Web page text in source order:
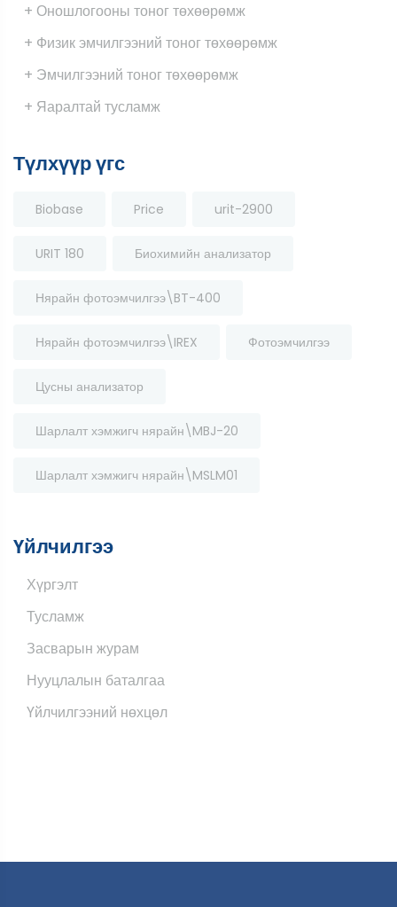
+ Оношлогооны тоног төхөөрөмж
+ Физик эмчилгээний тоног төхөөрөмж
+ Эмчилгээний тоног төхөөрөмж
+ Яаралтай тусламж
Түлхүүр үгс
Biobase Price urit-2900
URIT 180 Биохимийн анализатор
Нярайн фотоэмчилгээ\BT-400
Нярайн фотоэмчилгээ\IREX Фотоэмчилгээ
Цусны анализатор
Шарлалт хэмжигч нярайн\MBJ-20
Шарлалт хэмжигч нярайн\MSLM01
Үйлчилгээ
Хүргэлт
Тусламж
Засварын журам
Нууцлалын баталгаа
Үйлчилгээний нөхцөл